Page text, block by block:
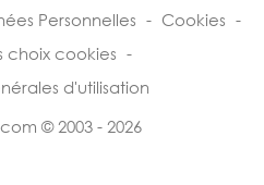
Personnelles - Cookies -
choix cookies -
d'utilisation
© 2003 - 2026